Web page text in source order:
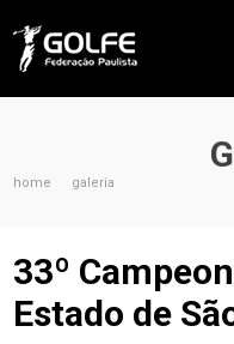
home galeria
33º
Estado de